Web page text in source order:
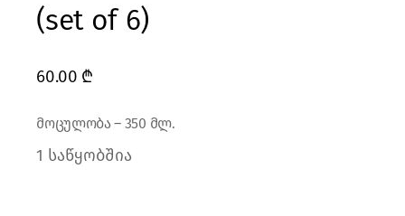
(set of 6)
60.00 ₾
მოცულობა – 350 მლ.
1 საწყობშია